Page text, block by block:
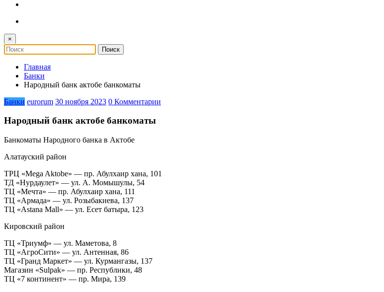
×
Главная
Банки
Народный банк актобе банкоматы
Банки eurorum 30 ноября 2023 0 Комментарии
Народный банк актобе банкоматы
Банкоматы Народного банка в Актобе
Алатауский район
ТРЦ «Mega Aktobe» — пр. Абулхаир хана, 101
ТД «Нурдаулет» — ул. А. Момышулы, 54
ТЦ «Мечта» — пр. Абулхаир хана, 111
ТЦ «Армада» — ул. Розыбакиева, 137
ТЦ «Astana Mall» — ул. Есет батыра, 123
Кировский район
ТЦ «Триумф» — ул. Маметова, 8
ТЦ «АгроСити» — ул. Антенная, 86
ТЦ «Гранд Маркет» — ул. Курмангазы, 137
Магазин «Sulpak» — пр. Республики, 48
ТЦ «7 континент» — пр. Мира, 139